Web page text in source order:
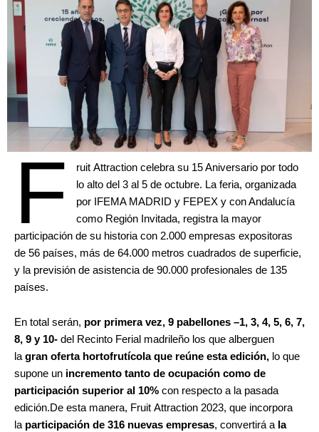
F
ruit Attraction celebra su 15 Aniversario por todo
lo alto del 3 al 5 de octubre. La feria, organizada
por IFEMA MADRID y FEPEX y con Andalucía
como Región Invitada, registra la mayor
participación de su historia con 2.000 empresas expositoras
de 56 países, más de 64.000 metros cuadrados de superficie,
y la previsión de asistencia de 90.000 profesionales de 135
países.
En total serán, por primera vez, 9 pabellones –1, 3, 4, 5, 6, 7,
8, 9 y 10- del Recinto Ferial madrileño los que alberguen
la gran oferta hortofrutícola que reúne esta edición, lo que
supone un incremento tanto de ocupación como de
participación superior al 10% con respecto a la pasada
edición.De esta manera, Fruit Attraction 2023, que incorpora
la participación de 316 nuevas empresas, convertirá a la